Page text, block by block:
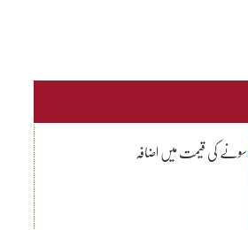
سونے کی قیمت میں اضافہ